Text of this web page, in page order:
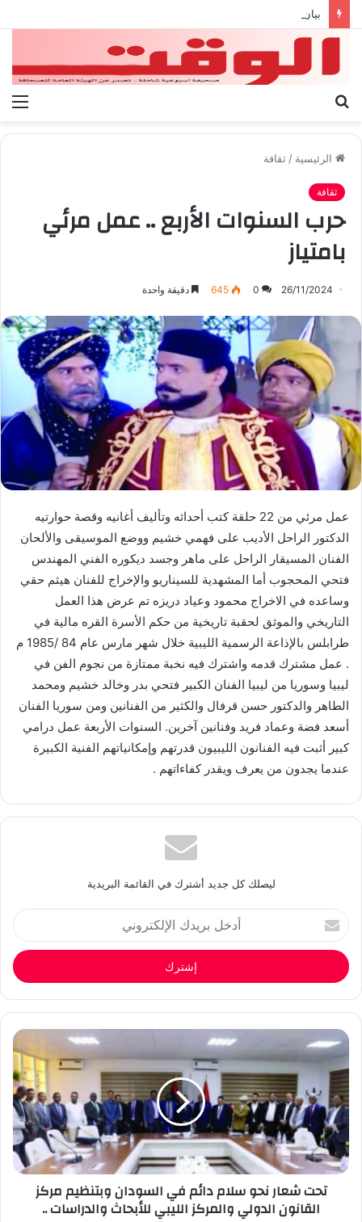
بيان الإتحاد الوطنى العام لعمال ليبيا
الرئيسية / ثقافة
ثقافة
حرب السنوات الأربع .. عمل مرئي
بامتياز
26/11/2024
0
645 دقيقة واحدة
عمل مرئي من 22 حلقة كتب أحداثه وتأليف أغانيه وقصة حوارتيه
الدكتور الراحل الأديب على فهمي خشيم ووضع الموسيقى والألحان
الفنان المسيقار الراحل على ماهر وجسد ديكوره الفني المهندس
فتحي المحجوب أما المشهدية للسيناريو والإخراج للفنان هيثم حقي
وساعده في الاخراج محمود وعياد دريزه تم عرض هذا العمل
التاريخي والموثق لحقبة تاريخية من حكم الأسرة القره مالية في
طرابلس بالإذاعة الرسمية الليبية خلال شهر مارس عام 84 /1985 م
. عمل مشترك قدمه واشترك فيه نخبة ممتازة من نجوم الفن في
ليبيا وسوريا من ليبيا الفنان الكبير فتحي بدر وخالد خشيم ومحمد
الطاهر والدكتور حسن قرفال والكثير من الفنانين ومن سوريا الفنان
أسعد فضة وعماد فريد وفنانين آخرين. السنوات الأربعة عمل درامي
كبير أثبت فيه الفنانون الليبيون قدرتهم وإمكانياتهم الفنية الكبيرة
عندما يجدون من يعرف ويقدر كفاءاتهم .
ليصلك كل جديد أشترك في القائمة البريدية
أدخل
بريدك
الإلكتروني
تحت شعار نحو سلام دائم في السودان وبتنظيم مركز
القانون الدولي والمركز الليبي للأبحاث والدراسات ..